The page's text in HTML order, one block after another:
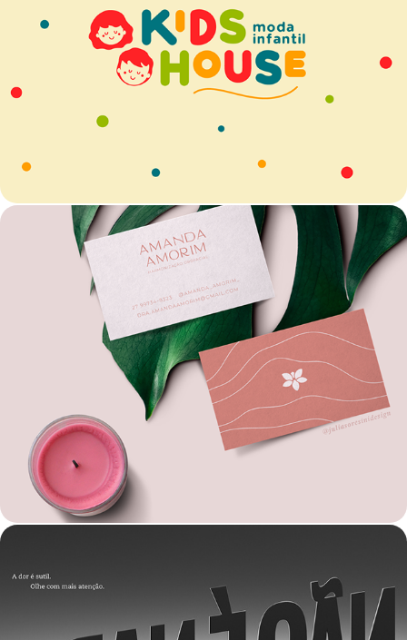
IDENTIDADE VISUAL | KIDS HOUSE
IDENTIDADE VISUAL | AMANDA AMORIM